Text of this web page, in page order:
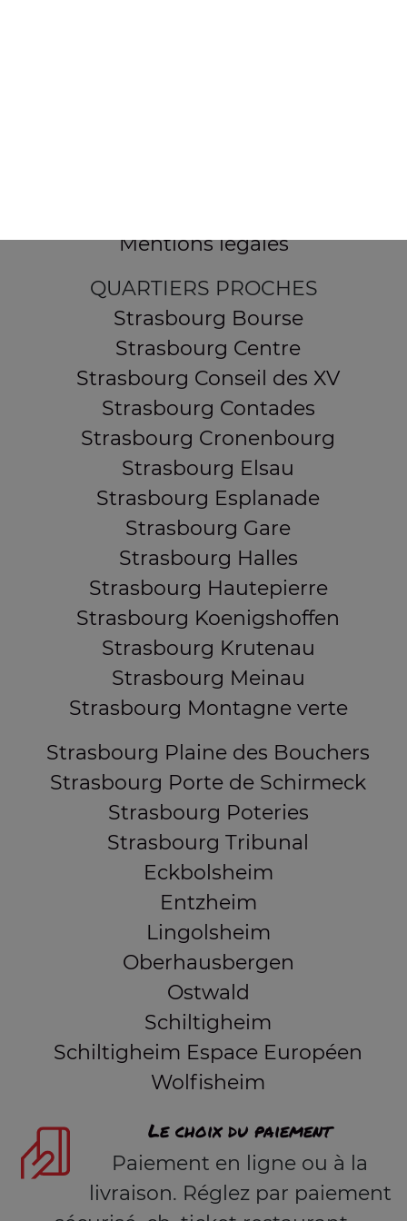
Mentions légales
QUARTIERS PROCHES
Strasbourg Bourse
Strasbourg Centre
Strasbourg Conseil des XV
Strasbourg Contades
Strasbourg Cronenbourg
Strasbourg Elsau
Strasbourg Esplanade
Strasbourg Gare
Strasbourg Halles
Strasbourg Hautepierre
Strasbourg Koenigshoffen
Strasbourg Krutenau
Strasbourg Meinau
Strasbourg Montagne verte
Strasbourg Plaine des Bouchers
Strasbourg Porte de Schirmeck
Strasbourg Poteries
Strasbourg Tribunal
Eckbolsheim
Entzheim
Lingolsheim
Oberhausbergen
Ostwald
Schiltigheim
Schiltigheim Espace Européen
Wolfisheim
Le choix du paiement
Paiement en ligne ou à la
livraison. Réglez par paiement